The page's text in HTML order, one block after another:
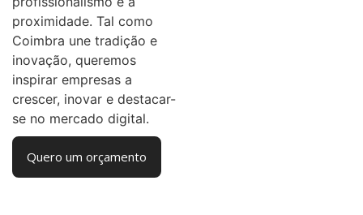
proximidade. Tal como
Coimbra une tradição e
inovação, queremos
inspirar empresas a
crescer, inovar e destacar-
se no mercado digital.
Quero um orçamento